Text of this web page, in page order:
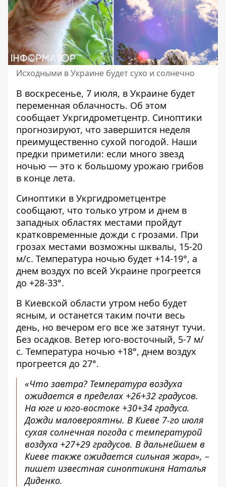
Исходными в Украине будет сухо и солнечно
В воскресенье, 7 июля, в Украине будет
переменная облачность. Об этом
сообщает Укргидрометцентр. Синоптики
прогнозируют, что завершится неделя
преимущественно сухой погодой. Наши
предки приметили: если много звезд
ночью — это к большому урожаю грибов
в конце лета.
Синоптики в Укргидрометцентре
сообщают, что только утром и днем​​ в
западных областях местами пройдут
кратковременные дожди с грозами. При
грозах местами возможны шквалы, 15-20
м/с. Температура ночью будет +14-19°, а
днем ​​воздух по всей Украине прогреется
до +28-33°.
В Киевской области утром небо будет
ясным, и останется таким почти весь
день, но вечером его все же затянут тучи.
Без осадков. Ветер юго-восточный, 5-7 м/
с. Температура ночью +18°, днем ​​воздух
прогреется до 27°.
«Что завтра? Температура воздуха
ожидается в пределах +26+32 градусов.
На юге и юго-востоке +30+34 градуса.
Дожди маловероятны. В Киеве 7-го июля
сухая солнечная погода с температурой
воздуха +27+29 градусов. В дальнейшем в
Киеве также ожидается сильная жара», –
пишет известная синоптикиня Наталья
Диденко.